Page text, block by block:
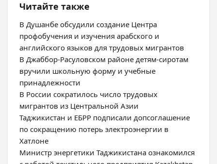
Читайте также
В Душанбе обсудили создание Центра
профобучения и изучения арабского и
английского языков для трудовых мигрантов
В Джаббор-Расуловском районе детям-сиротам
вручили школьную форму и учебные
принадлежности
В России сократилось число трудовых
мигрантов из Центральной Азии
Таджикистан и ЕБРР подписали допсоглашение
по сокращению потерь электроэнергии в
Хатлоне
Министр энергетики Таджикистана ознакомился